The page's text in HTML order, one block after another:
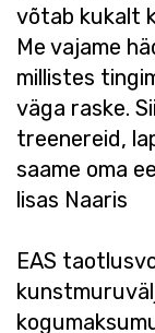
võtab kukalt
Me vajame
millistes
väga raske.
treenereid,
saame oma
lisas Naaris
EAS